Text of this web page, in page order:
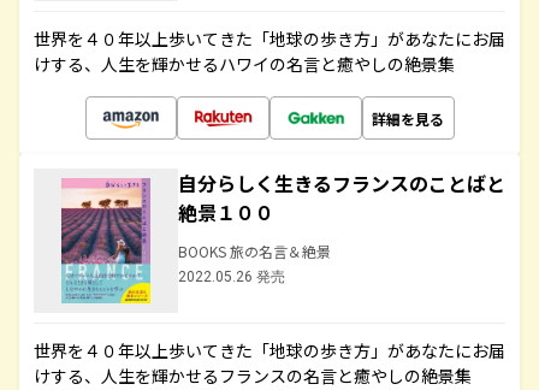
世界を４０年以上歩いてきた「地球の歩き方」があなたにお届
けする、人生を輝かせるハワイの名言と癒やしの絶景集
詳細を見る
自分らしく生きるフランスのことばと
絶景１００
BOOKS 旅の名言＆絶景
2022.05.26 発売
世界を４０年以上歩いてきた「地球の歩き方」があなたにお届
けする、人生を輝かせるフランスの名言と癒やしの絶景集